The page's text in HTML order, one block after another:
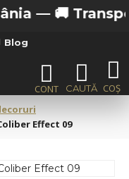
— 🚚
Blog
Effect 09